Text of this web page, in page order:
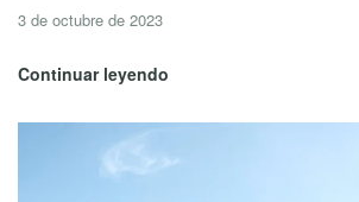
3 de octubre de 2023
Continuar leyendo